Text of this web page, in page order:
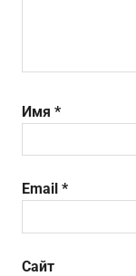
Имя *
Email *
Сайт